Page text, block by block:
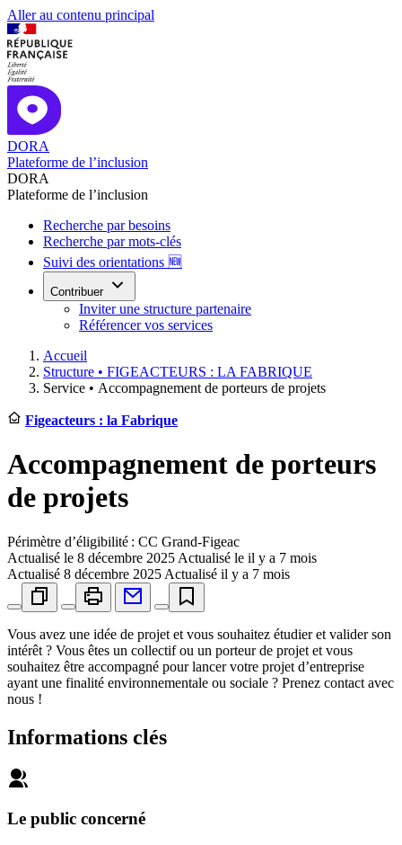
Aller au contenu principal
DORA
Plateforme de l’inclusion
DORA
Plateforme de l’inclusion
Recherche par besoins
Recherche par mots-clés
Suivi des orientations 🆕
Contribuer
Inviter une structure partenaire
Référencer vos services
Accueil
Structure • FIGEACTEURS : LA FABRIQUE
Service • Accompagnement de porteurs de projets
Figeacteurs : la Fabrique
Accompagnement de porteurs
de projets
Périmètre d’éligibilité : CC Grand-Figeac
Actualisé le 8 décembre 2025 Actualisé le il y a 7 mois
Actualisé 8 décembre 2025 Actualisé il y a 7 mois
Vous avez une idée de projet et vous souhaitez étudier et valider son
intérêt ? Vous êtes un collectif ou un porteur de projet et vous
souhaitez être accompagné pour lancer votre projet d’entreprise
ayant une finalité environnementale ou sociale ? Prenez contact avec
nous !
Informations clés
Le public concerné